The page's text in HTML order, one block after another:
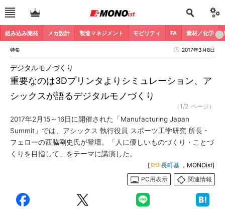
組み込み開発 メカ設計 製造マネジメント モビリティ FA 素材／化学
特集 2017年3月8日
重要なのは3Dプリンタよりシミュレーション、ア
シックスが語るデジタルモノづくり
デジタルモノづくり
（1/2 ページ）
2017年2月15～16日に開催された「Manufacturing Japan
Summit」では、アシックス 執行役員 スポーツ工学研究 所長・
フェローの西脇剛史氏が登壇。「人に優しいものづくり・ことづ
くりを目指して」をテーマに講演した。
[ 長町基 ，MONOist]
PC用表示
関連情報